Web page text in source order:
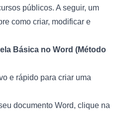
públicos. A seguir, um
como criar, modificar e
Básica no Word (Método
e rápido para criar uma
documento Word, clique na